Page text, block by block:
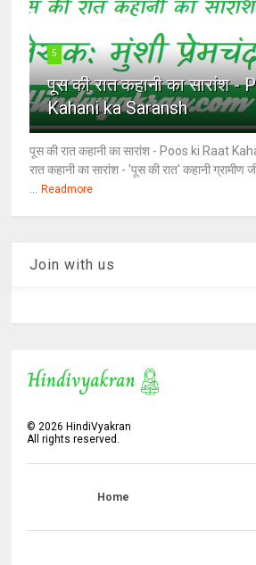
5
पूस की रात कहानी का सारांश -
Kahani ka Saransh
पूस की रात कहानी का सारांश - Poos ki Raat
रात कहानी का सारांश - 'पूस की रात' कहानी ग्रामीण
Readmore
Join with us
©2026 HindiVyakran
All rights reserved.
Home